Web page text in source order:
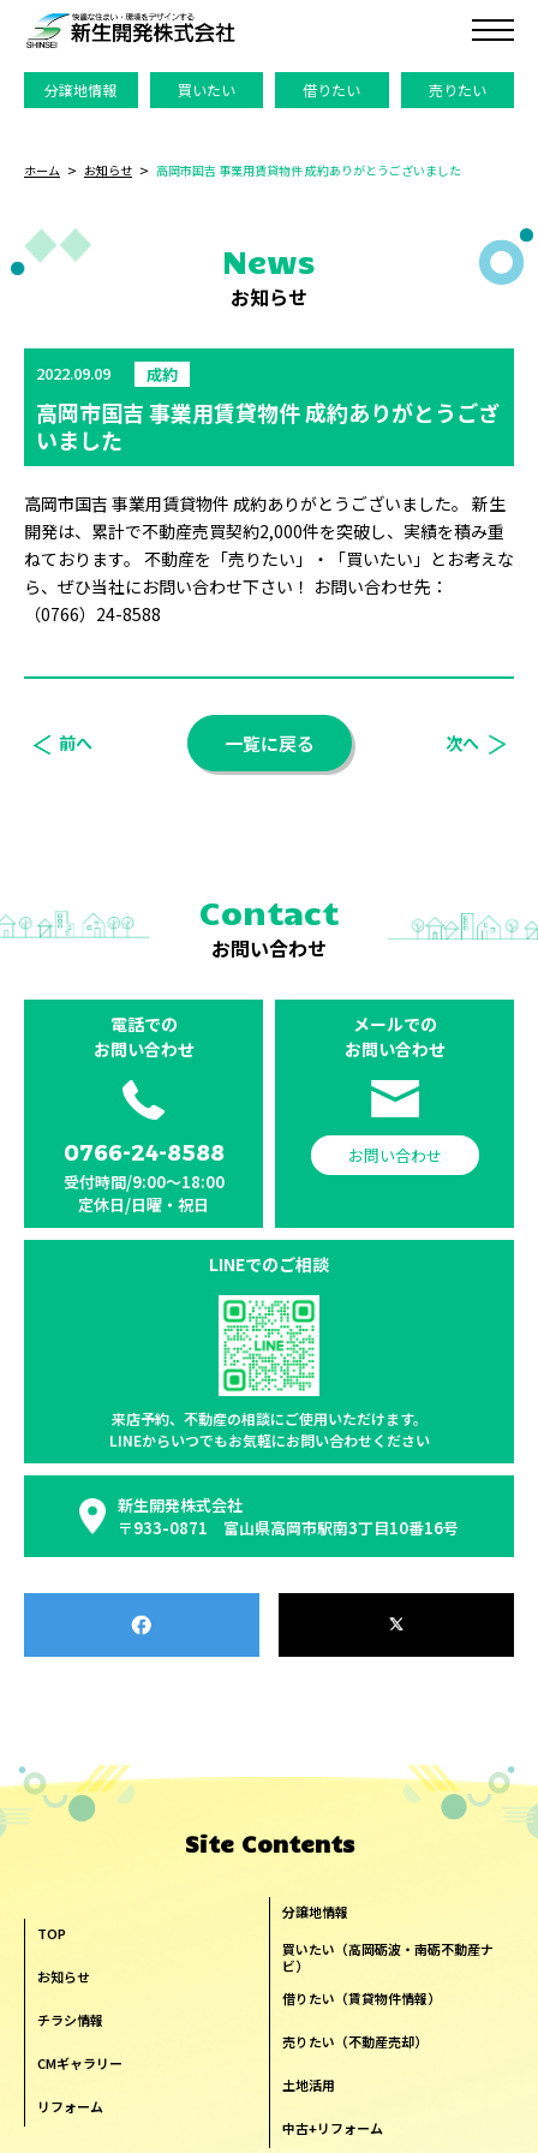
分譲地情報 買いたい 借りたい 売りたい
ホーム お知らせ 高岡市国吉 事業用賃貸物件 成約ありがとうございました
News
お知らせ
2022.09.09 成約
高岡市国吉 事業用賃貸物件 成約ありがとうござ
いました
高岡市国吉 事業用賃貸物件 成約ありがとうございました。 新生
開発は、累計で不動産売買契約2,000件を突破し、実績を積み重
ねております。 不動産を「売りたい」・「買いたい」とお考えな
ら、ぜひ当社にお問い合わせ下さい！ お問い合わせ先：
（0766）24-8588
前へ 一覧に戻る 次へ
Contact
お問い合わせ
電話での
お問い合わせ
0766-24-8588
受付時間/9:00〜18:00
定休日/日曜・祝日
メールでの
お問い合わせ
お問い合わせ
LINEでのご相談
来店予約、不動産の相談にご使用いただけます。
LINEからいつでもお気軽にお問い合わせください
新生開発株式会社
〒933-0871 富山県高岡市駅南3丁目10番16号
Site Contents
TOP
お知らせ
チラシ情報
CMギャラリー
リフォーム
分譲地情報
買いたい（高岡砺波・南砺不動産ナ
ビ）
借りたい（賃貸物件情報）
売りたい（不動産売却）
土地活用
中古+リフォーム